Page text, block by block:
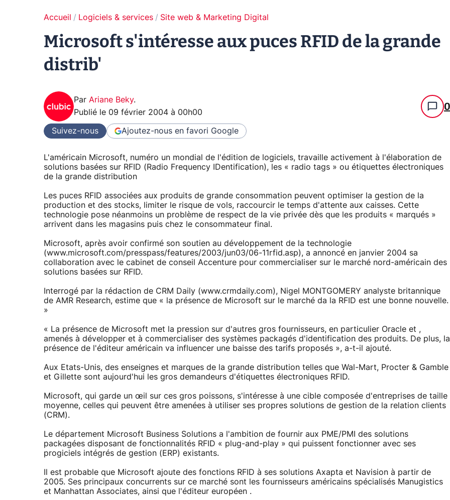
Accueil Logiciels & services Site web & Marketing Digital
Microsoft s'intéresse aux puces RFID de la grande
distrib'
Par Ariane Beky.
Publié le 09 février 2004 à 00h00 0
Suivez-nous Ajoutez-nous en favori Google
L'américain Microsoft, numéro un mondial de l'édition de logiciels, travaille activement à l'élaboration de
solutions basées sur RFID (Radio Frequency IDentification), les « radio tags » ou étiquettes électroniques
de la grande distribution
Les puces RFID associées aux produits de grande consommation peuvent optimiser la gestion de la
production et des stocks, limiter le risque de vols, raccourcir le temps d'attente aux caisses. Cette
technologie pose néanmoins un problème de respect de la vie privée dès que les produits « marqués »
arrivent dans les magasins puis chez le consommateur final.
Microsoft, après avoir confirmé son soutien au développement de la technologie
(www.microsoft.com/presspass/features/2003/jun03/06-11rfid.asp), a annoncé en janvier 2004 sa
collaboration avec le cabinet de conseil Accenture pour commercialiser sur le marché nord-américain des
solutions basées sur RFID.
Interrogé par la rédaction de CRM Daily (www.crmdaily.com), Nigel MONTGOMERY analyste britannique
de AMR Research, estime que « la présence de Microsoft sur le marché da la RFID est une bonne nouvelle.
»
« La présence de Microsoft met la pression sur d'autres gros fournisseurs, en particulier Oracle et ,
amenés à développer et à commercialiser des systèmes packagés d'identification des produits. De plus, la
présence de l'éditeur américain va influencer une baisse des tarifs proposés », a-t-il ajouté.
Aux Etats-Unis, des enseignes et marques de la grande distribution telles que Wal-Mart, Procter & Gamble
et Gillette sont aujourd'hui les gros demandeurs d'étiquettes électroniques RFID.
Microsoft, qui garde un œil sur ces gros poissons, s'intéresse à une cible composée d'entreprises de taille
moyenne, celles qui peuvent être amenées à utiliser ses propres solutions de gestion de la relation clients
(CRM).
Le département Microsoft Business Solutions a l'ambition de fournir aux PME/PMI des solutions
packagées disposant de fonctionnalités RFID « plug-and-play » qui puissent fonctionner avec ses
progiciels intégrés de gestion (ERP) existants.
Il est probable que Microsoft ajoute des fonctions RFID à ses solutions Axapta et Navision à partir de
2005. Ses principaux concurrents sur ce marché sont les fournisseurs américains spécialisés Manugistics
et Manhattan Associates, ainsi que l'éditeur européen .